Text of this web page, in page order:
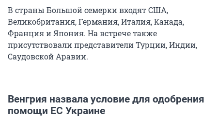
В страны Большой семерки входят США,
Великобритания, Германия, Италия, Канада,
Франция и Япония. На встрече также
присутствовали представители Турции, Индии,
Саудовской Аравии.
Венгрия назвала условие для одобрения
помощи ЕС Украине